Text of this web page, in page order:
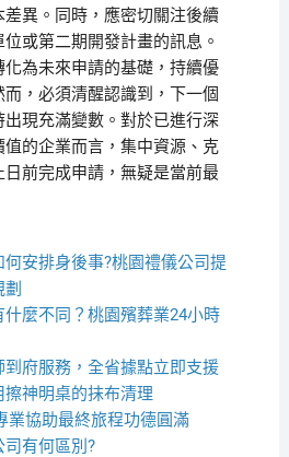
異。同時，應密切關注後續
或第二期開發計畫的訊息。
為未來申請的基礎，持續優
，必須清醒認識到，下一個
出現充滿變數。對於已進行深
的企業而言，集中資源、克
前完成申請，無疑是當前最
安排身後事?桃園禮儀公司提
麼不同？桃園殯葬業24小時
到府服務，全省據點立即支援
神明桌的抹布清理
業協助最終旅程功德圓滿
有何區別?